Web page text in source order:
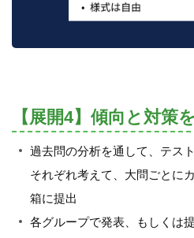
【展開4】傾向と対策
過去問の分析を通して、テス
それぞれ考えて、大問ごとに
箱に提出
各グループで発表、もしくは